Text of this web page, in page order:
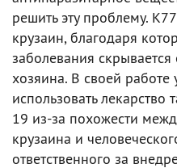
решить эту проблему.
крузаин, благодаря
заболевания
хозяина. В своей работе
использовать лекарство
19 из-за похожести
крузаина и
ответственного за